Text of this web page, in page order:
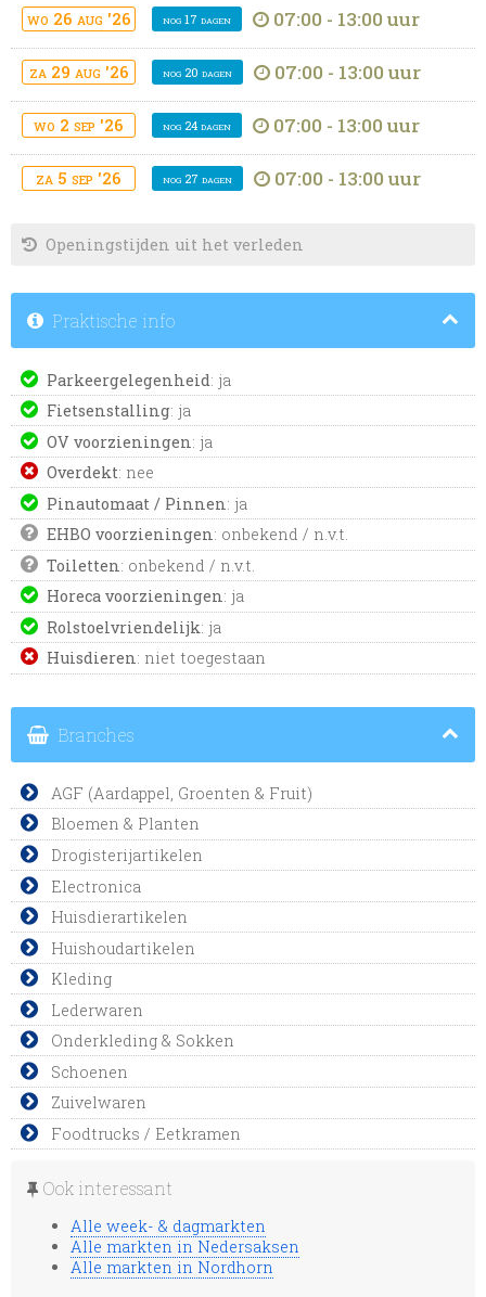
wo 26 aug '26 nog 17 dagen 07:00 - 13:00 uur
za 29 aug '26 nog 20 dagen 07:00 - 13:00 uur
wo 2 sep '26 nog 24 dagen 07:00 - 13:00 uur
za 5 sep '26 nog 27 dagen 07:00 - 13:00 uur
Openingstijden uit het verleden
Praktische info
Parkeergelegenheid: ja
Fietsenstalling: ja
OV voorzieningen: ja
Overdekt: nee
Pinautomaat / Pinnen: ja
EHBO voorzieningen: onbekend / n.v.t.
Toiletten: onbekend / n.v.t.
Horeca voorzieningen: ja
Rolstoelvriendelijk: ja
Huisdieren: niet toegestaan
Branches
AGF (Aardappel, Groenten & Fruit)
Bloemen & Planten
Drogisterijartikelen
Electronica
Huisdierartikelen
Huishoudartikelen
Kleding
Lederwaren
Onderkleding & Sokken
Schoenen
Zuivelwaren
Foodtrucks / Eetkramen
Ook interessant
Alle week- & dagmarkten
Alle markten in Nedersaksen
Alle markten in Nordhorn